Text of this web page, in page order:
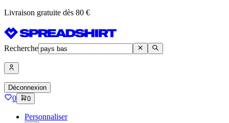
Livraison gratuite dès 80 €
Recherche
Déconnexion
0 0
Personnaliser